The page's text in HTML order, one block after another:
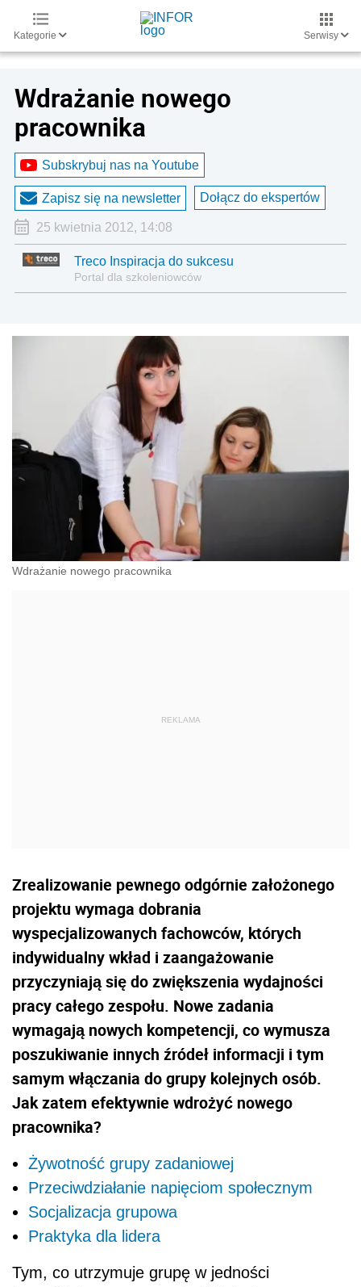
Kategorie Serwisy
Wdrażanie nowego
pracownika
Subskrybuj nas na Youtube
Zapisz się na newsletter Dołącz do ekspertów
25 kwietnia 2012, 14:08
Treco Inspiracja do sukcesu
Portal dla szkoleniowców
Wdrażanie nowego pracownika
Zrealizowanie pewnego odgórnie założonego
projektu wymaga dobrania
wyspecjalizowanych fachowców, których
indywidualny wkład i zaangażowanie
przyczyniają się do zwiększenia wydajności
pracy całego zespołu. Nowe zadania
wymagają nowych kompetencji, co wymusza
poszukiwanie innych źródeł informacji i tym
samym włączania do grupy kolejnych osób.
Jak zatem efektywnie wdrożyć nowego
pracownika?
Żywotność grupy zadaniowej
Przeciwdziałanie napięciom społecznym
Socjalizacja grupowa
Praktyka dla lidera
Tym, co utrzymuje grupę w jedności